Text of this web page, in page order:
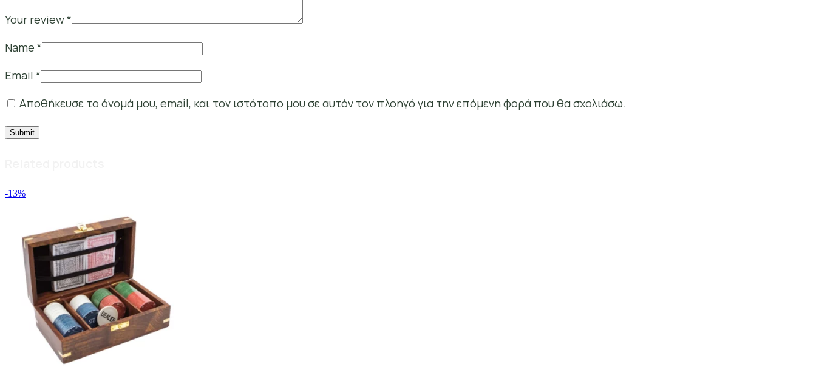
Your review*
Name *
Email *
Αποθήκευσε το όνομά μου, email, και τον ιστότοπο μου σε αυτόν τον πλοηγό για την επόμενη φορά που θα σχολιάσω.
-13%